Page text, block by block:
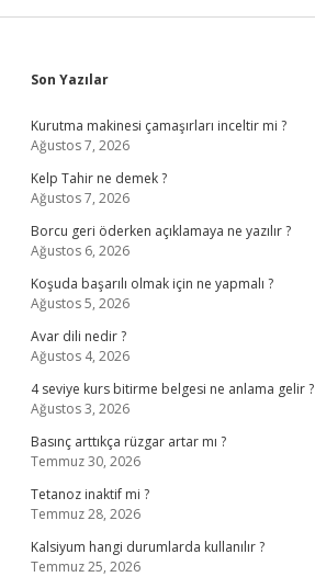
Sidebar
Son Yazılar
Kurutma makinesi çamaşırları inceltir mi ?
Ağustos 7, 2026
Kelp Tahir ne demek ?
Ağustos 7, 2026
Borcu geri öderken açıklamaya ne yazılır ?
Ağustos 6, 2026
Koşuda başarılı olmak için ne yapmalı ?
Ağustos 5, 2026
Avar dili nedir ?
Ağustos 4, 2026
4 seviye kurs bitirme belgesi ne anlama gelir ?
Ağustos 3, 2026
Basınç arttıkça rüzgar artar mı ?
Temmuz 30, 2026
Tetanoz inaktif mi ?
Temmuz 28, 2026
Kalsiyum hangi durumlarda kullanılır ?
Temmuz 25, 2026